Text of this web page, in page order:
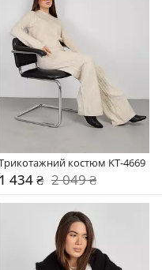
костюм KT-4669
1 434 ₴ 2 049 ₴